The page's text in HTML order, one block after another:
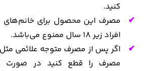
کنید.
مصرف این محصول برای خانم‌های
افراد زیر 18 سال ممنوع می‌باشد.
اگر پس از مصرف متوجه علائمی
مصرف را قطع کنید در صورت